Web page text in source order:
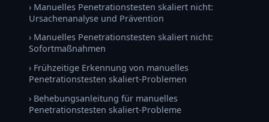
› Manuelles Penetrationstesten skaliert nicht:
Ursachenanalyse und Prävention
› Manuelles Penetrationstesten skaliert nicht:
Sofortmaßnahmen
› Frühzeitige Erkennung von manuelles
Penetrationstesten skaliert-Problemen
› Behebungsanleitung für manuelles
Penetrationstesten skaliert-Probleme